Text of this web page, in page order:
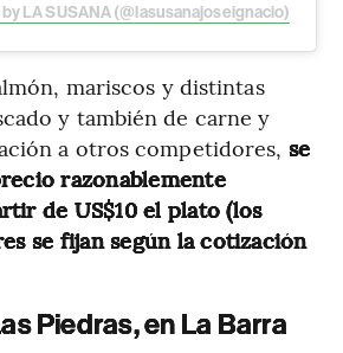
LA SUSANA (@lasusanajoseignacio)
mariscos y distintas
y también de carne y
a otros competidores, se
razonablemente
de US$10 el plato (los
se fijan según la cotización
Piedras, en La Barra